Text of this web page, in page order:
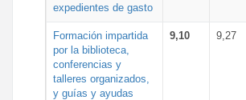
expedientes de gasto
Formación impartida
por la biblioteca,
conferencias y
talleres organizados,
y guías y ayudas
9,10 9,27